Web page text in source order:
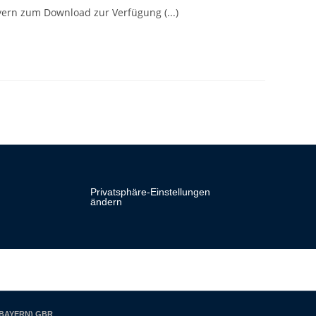
zum Download zur Verfügung (...)
Privatsphäre-Einstellungen
ändern
GBR